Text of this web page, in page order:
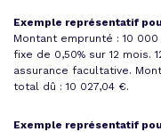
Exemple représentatif
Montant emprunté : 10
fixe de 0,50% sur 12 mois.
assurance facultative.
total dû : 10 027,04 €.
Exemple représentatif